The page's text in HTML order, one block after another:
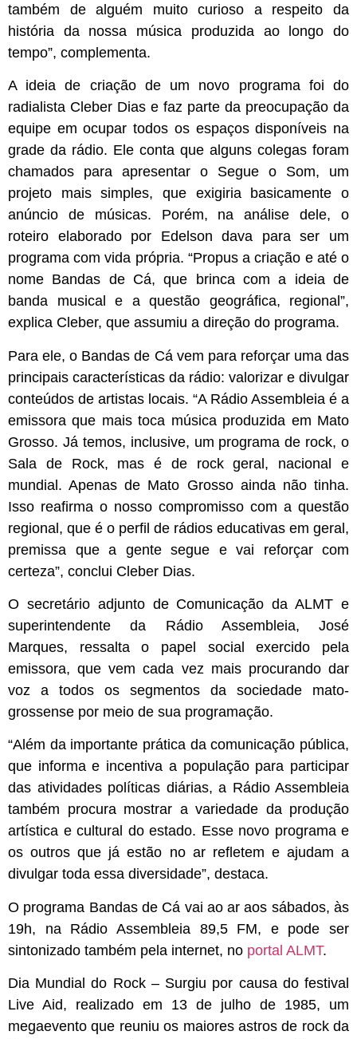
também de alguém muito curioso a respeito da
história da nossa música produzida ao longo do
tempo”, complementa.
A ideia de criação de um novo programa foi do
radialista Cleber Dias e faz parte da preocupação da
equipe em ocupar todos os espaços disponíveis na
grade da rádio. Ele conta que alguns colegas foram
chamados para apresentar o Segue o Som, um
projeto mais simples, que exigiria basicamente o
anúncio de músicas. Porém, na análise dele, o
roteiro elaborado por Edelson dava para ser um
programa com vida própria. “Propus a criação e até o
nome Bandas de Cá, que brinca com a ideia de
banda musical e a questão geográfica, regional”,
explica Cleber, que assumiu a direção do programa.
Para ele, o Bandas de Cá vem para reforçar uma das
principais características da rádio: valorizar e divulgar
conteúdos de artistas locais. “A Rádio Assembleia é a
emissora que mais toca música produzida em Mato
Grosso. Já temos, inclusive, um programa de rock, o
Sala de Rock, mas é de rock geral, nacional e
mundial. Apenas de Mato Grosso ainda não tinha.
Isso reafirma o nosso compromisso com a questão
regional, que é o perfil de rádios educativas em geral,
premissa que a gente segue e vai reforçar com
certeza”, conclui Cleber Dias.
O secretário adjunto de Comunicação da ALMT e
superintendente da Rádio Assembleia, José
Marques, ressalta o papel social exercido pela
emissora, que vem cada vez mais procurando dar
voz a todos os segmentos da sociedade mato-
grossense por meio de sua programação.
“Além da importante prática da comunicação pública,
que informa e incentiva a população para participar
das atividades políticas diárias, a Rádio Assembleia
também procura mostrar a variedade da produção
artística e cultural do estado. Esse novo programa e
os outros que já estão no ar refletem e ajudam a
divulgar toda essa diversidade”, destaca.
O programa Bandas de Cá vai ao ar aos sábados, às
19h, na Rádio Assembleia 89,5 FM, e pode ser
sintonizado também pela internet, no portal ALMT.
Dia Mundial do Rock– Surgiu por causa do festival
Live Aid, realizado em 13 de julho de 1985, um
megaevento que reuniu os maiores astros de rock da